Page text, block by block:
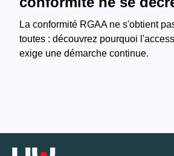
La conformité RGAA ne s'obtient
toutes : découvrez pourquoi
exige une démarche continue.